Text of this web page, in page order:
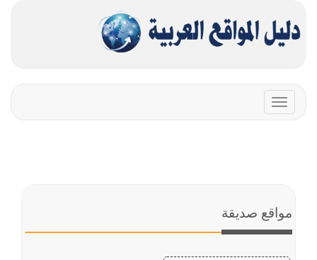
Toggle
navigation
مواقع صديقة